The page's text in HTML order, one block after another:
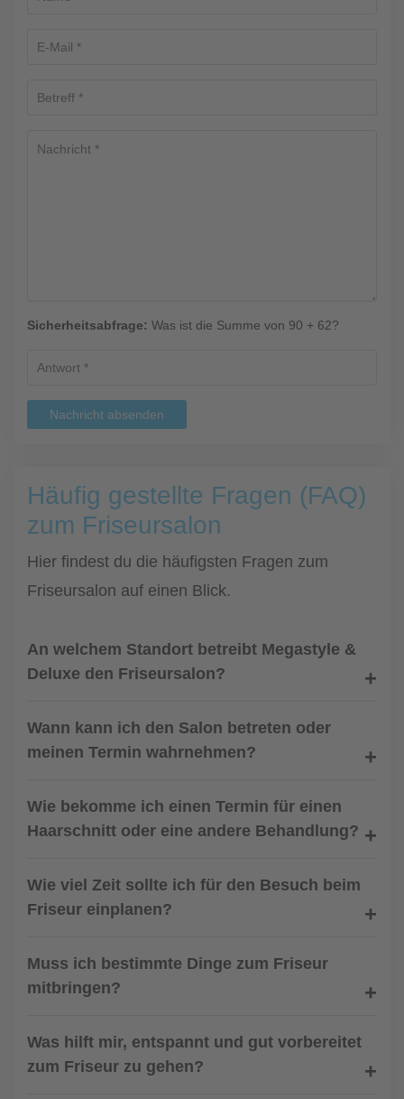
Sicherheitsabfrage: Was ist die Summe von 90 + 62?
Nachricht absenden
Häufig gestellte Fragen (FAQ)
zum Friseursalon
Hier findest du die häufigsten Fragen zum
Friseursalon auf einen Blick.
An welchem Standort betreibt Megastyle &
Deluxe den Friseursalon?
Wann kann ich den Salon betreten oder
meinen Termin wahrnehmen?
Wie bekomme ich einen Termin für einen
Haarschnitt oder eine andere Behandlung?
Wie viel Zeit sollte ich für den Besuch beim
Friseur einplanen?
Muss ich bestimmte Dinge zum Friseur
mitbringen?
Was hilft mir, entspannt und gut vorbereitet
zum Friseur zu gehen?